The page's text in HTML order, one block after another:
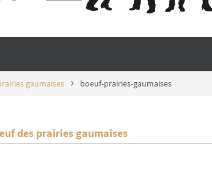
gaumaises boeuf-prairies-gaumaises
des prairies gaumaises